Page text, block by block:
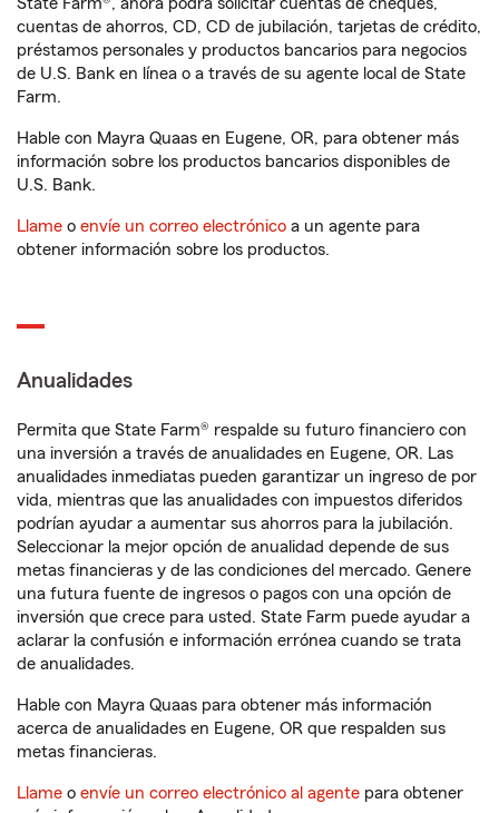
cuentas de ahorros, CD, CD de jubilación, tarjetas de crédito,
préstamos personales y productos bancarios para negocios
de U.S. Bank en línea o a través de su agente local de State
Farm.
Hable con Mayra Quaas en Eugene, OR, para obtener más
información sobre los productos bancarios disponibles de
U.S. Bank.
Llame o envíe un correo electrónico a un agente para
obtener información sobre los productos.
Anualidades
Permita que State Farm® respalde su futuro financiero con
una inversión a través de anualidades en Eugene, OR. Las
anualidades inmediatas pueden garantizar un ingreso de por
vida, mientras que las anualidades con impuestos diferidos
podrían ayudar a aumentar sus ahorros para la jubilación.
Seleccionar la mejor opción de anualidad depende de sus
metas financieras y de las condiciones del mercado. Genere
una futura fuente de ingresos o pagos con una opción de
inversión que crece para usted. State Farm puede ayudar a
aclarar la confusión e información errónea cuando se trata
de anualidades.
Hable con Mayra Quaas para obtener más información
acerca de anualidades en Eugene, OR que respalden sus
metas financieras.
Llame o envíe un correo electrónico al agente para obtener